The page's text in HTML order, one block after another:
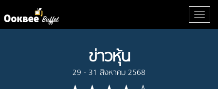
ข่าวหุ้น
29 - 31 สิงหาคม 2568